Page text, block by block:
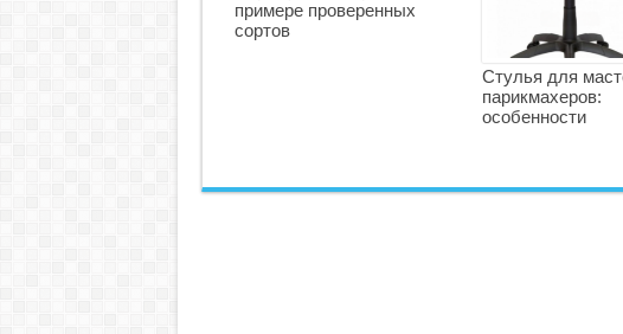
примере проверенных
сортов
Стулья для
парикмахеров:
особенности